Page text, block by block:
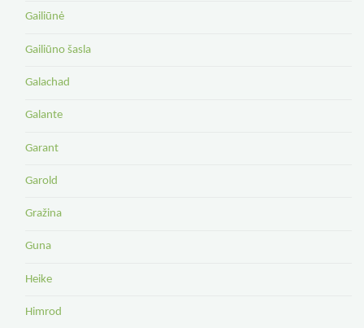
Gailiūnė
Gailiūno šasla
Galachad
Galante
Garant
Garold
Gražina
Guna
Heike
Himrod